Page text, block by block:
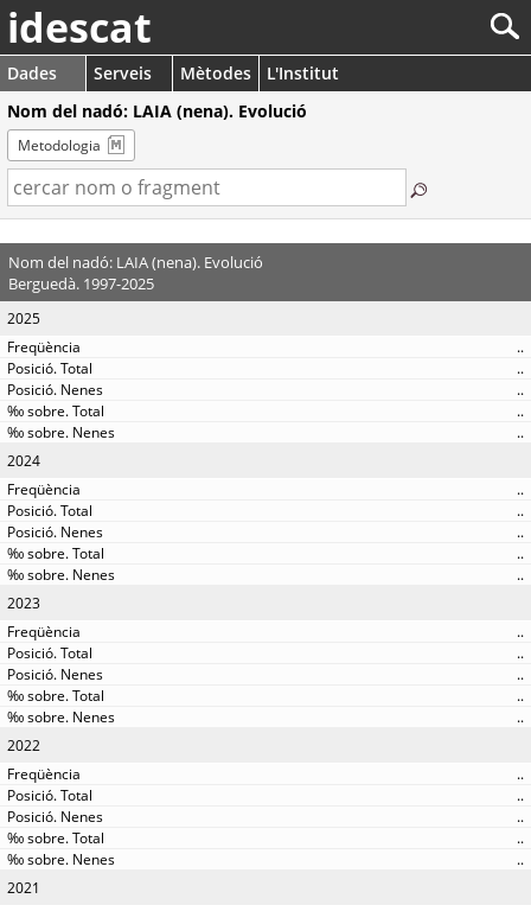
idescat
Dades Serveis Mètodes
L'Institut
Nom del nadó: LAIA (nena). Evolució
Metodologia
Nom del nadó: LAIA (nena). Evolució
Berguedà. 1997-2025
2025
..
..
..
..
..
2024
..
..
..
..
..
2023
..
..
..
..
..
2022
..
..
..
..
..
2021